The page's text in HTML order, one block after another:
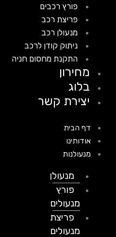
פורץ רכבים
פריצת רכב
מנעולן רכב
ניתוק קודן לרכב
התקנת מחסום חניה
מחירון
בלוג
יצירת קשר
דף הבית
אודותינו
מנעולנות
מנעולן
פורץ
מנעולים
פריצת
מנעולים